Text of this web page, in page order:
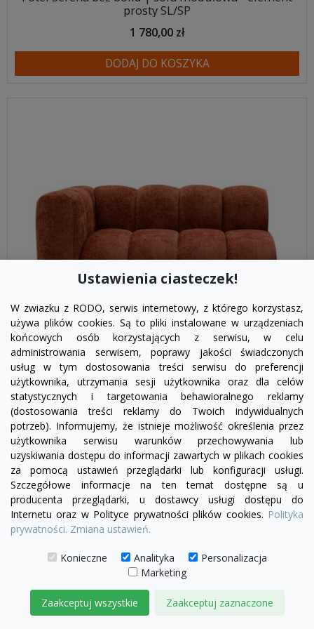
prosty SL/SP
1 780,00 zł
DODAJ DO KOSZYKA
visibility
Sofa modułowa Serena bez boku |element prosty
SL4/SP4
1 974,00 zł
DODAJ DO KOSZYKA
Ustawienia ciasteczek!
W zwiazku z RODO, serwis internetowy, z którego korzystasz,
używa plików cookies. Są to pliki instalowane w urządzeniach
końcowych osób korzystających z serwisu, w celu
administrowania serwisem, poprawy jakości świadczonych
usług w tym dostosowania treści serwisu do preferencji
użytkownika, utrzymania sesji użytkownika oraz dla celów
statystycznych i targetowania behawioralnego reklamy
(dostosowania treści reklamy do Twoich indywidualnych
potrzeb). Informujemy, że istnieje możliwość określenia przez
użytkownika serwisu warunków przechowywania lub
uzyskiwania dostępu do informacji zawartych w plikach cookies
za pomocą ustawień przeglądarki lub konfiguracji usługi.
Szczegółowe informacje na ten temat dostępne są u
producenta przeglądarki, u dostawcy usługi dostępu do
Internetu oraz w Polityce prywatności plików cookies. Polityka
prywatności. Zmiana ustawień.
Konieczne Analityka
Personalizacja
Marketing
Zaakceptuj wszystkie Zaakceptuj zaznaczone